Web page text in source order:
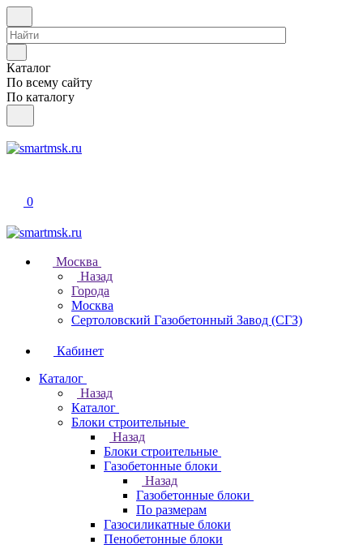
Каталог
По всему сайту
По каталогу
0
Москва
Назад
Города
Москва
Сертоловский Газобетонный Завод (СГЗ)
Кабинет
Каталог
Назад
Каталог
Блоки строительные
Назад
Блоки строительные
Газобетонные блоки
Назад
Газобетонные блоки
По размерам
Газосиликатные блоки
Пенобетонные блоки